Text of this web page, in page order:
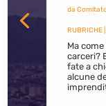
da
RUBRICHE|
Ma
carceri?
fate a
alcune